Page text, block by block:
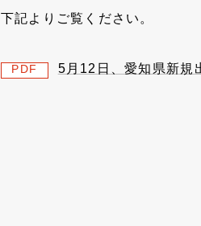
下記よりご覧ください。
PDF 5月12日、愛知県新規